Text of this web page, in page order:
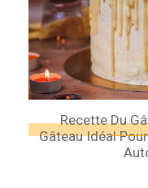
Recette Du
Gâteau Idéal